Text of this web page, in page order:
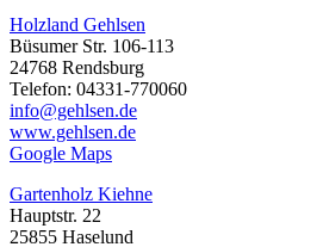
Holzland Gehlsen
Büsumer Str. 106-113
24768 Rendsburg
Telefon: 04331-770060
info@gehlsen.de
www.gehlsen.de
Google Maps
Gartenholz Kiehne
Hauptstr. 22
25855 Haselund